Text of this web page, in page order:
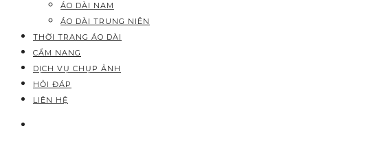
ÁO DÀI NAM
ÁO DÀI TRUNG NIÊN
THỜI TRANG ÁO DÀI
CẨM NANG
DỊCH VỤ CHỤP ẢNH
HỎI ĐÁP
LIÊN HỆ